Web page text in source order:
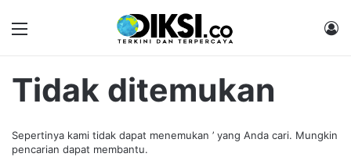
Tidak ditemukan
Sepertinya kami tidak dapat menemukan ’ yang Anda cari. Mungkin
pencarian dapat membantu.